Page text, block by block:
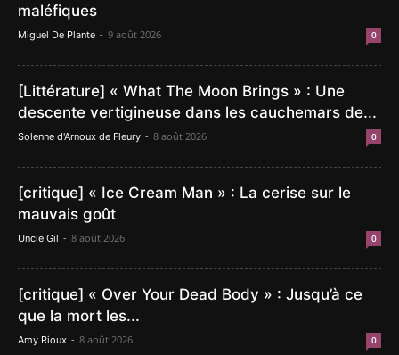
maléfiques
Miguel De Plante - 9 août 2026 0
[Littérature] « What The Moon Brings » : Une
descente vertigineuse dans les cauchemars de...
Solenne d'Arnoux de Fleury - 8 août 2026 0
[critique] « Ice Cream Man » : La cerise sur le
mauvais goût
Uncle Gil - 8 août 2026 0
[critique] « Over Your Dead Body » : Jusqu’à ce
que la mort les...
Amy Rioux - 8 août 2026 0